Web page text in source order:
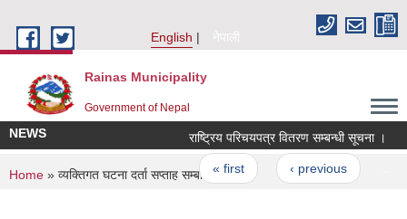
English
नेपाली
Rainas Municipality
Government of Nepal
NEWS राष्ट्रिय परिचयपत्र वितरण सम्बन्धी सूचना ।
Pages
« first ‹ previous
You are here
Home » व्यक्तिगत घटना दर्ता सप्ताह सम्बन्धि सूचना ।